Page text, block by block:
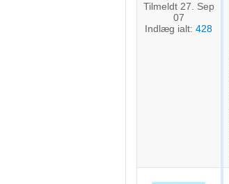
Tilmeldt 27. Sep
07
Indlæg ialt: 428
Forstå målgrupper gennem statistikker
Bruge begrænsede oplysninger til at vælge
Bruge præcise geografiske